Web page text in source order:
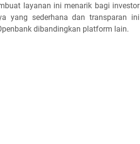
layanan ini menarik bagi investor
yang sederhana dan transparan ini
dibandingkan platform lain.